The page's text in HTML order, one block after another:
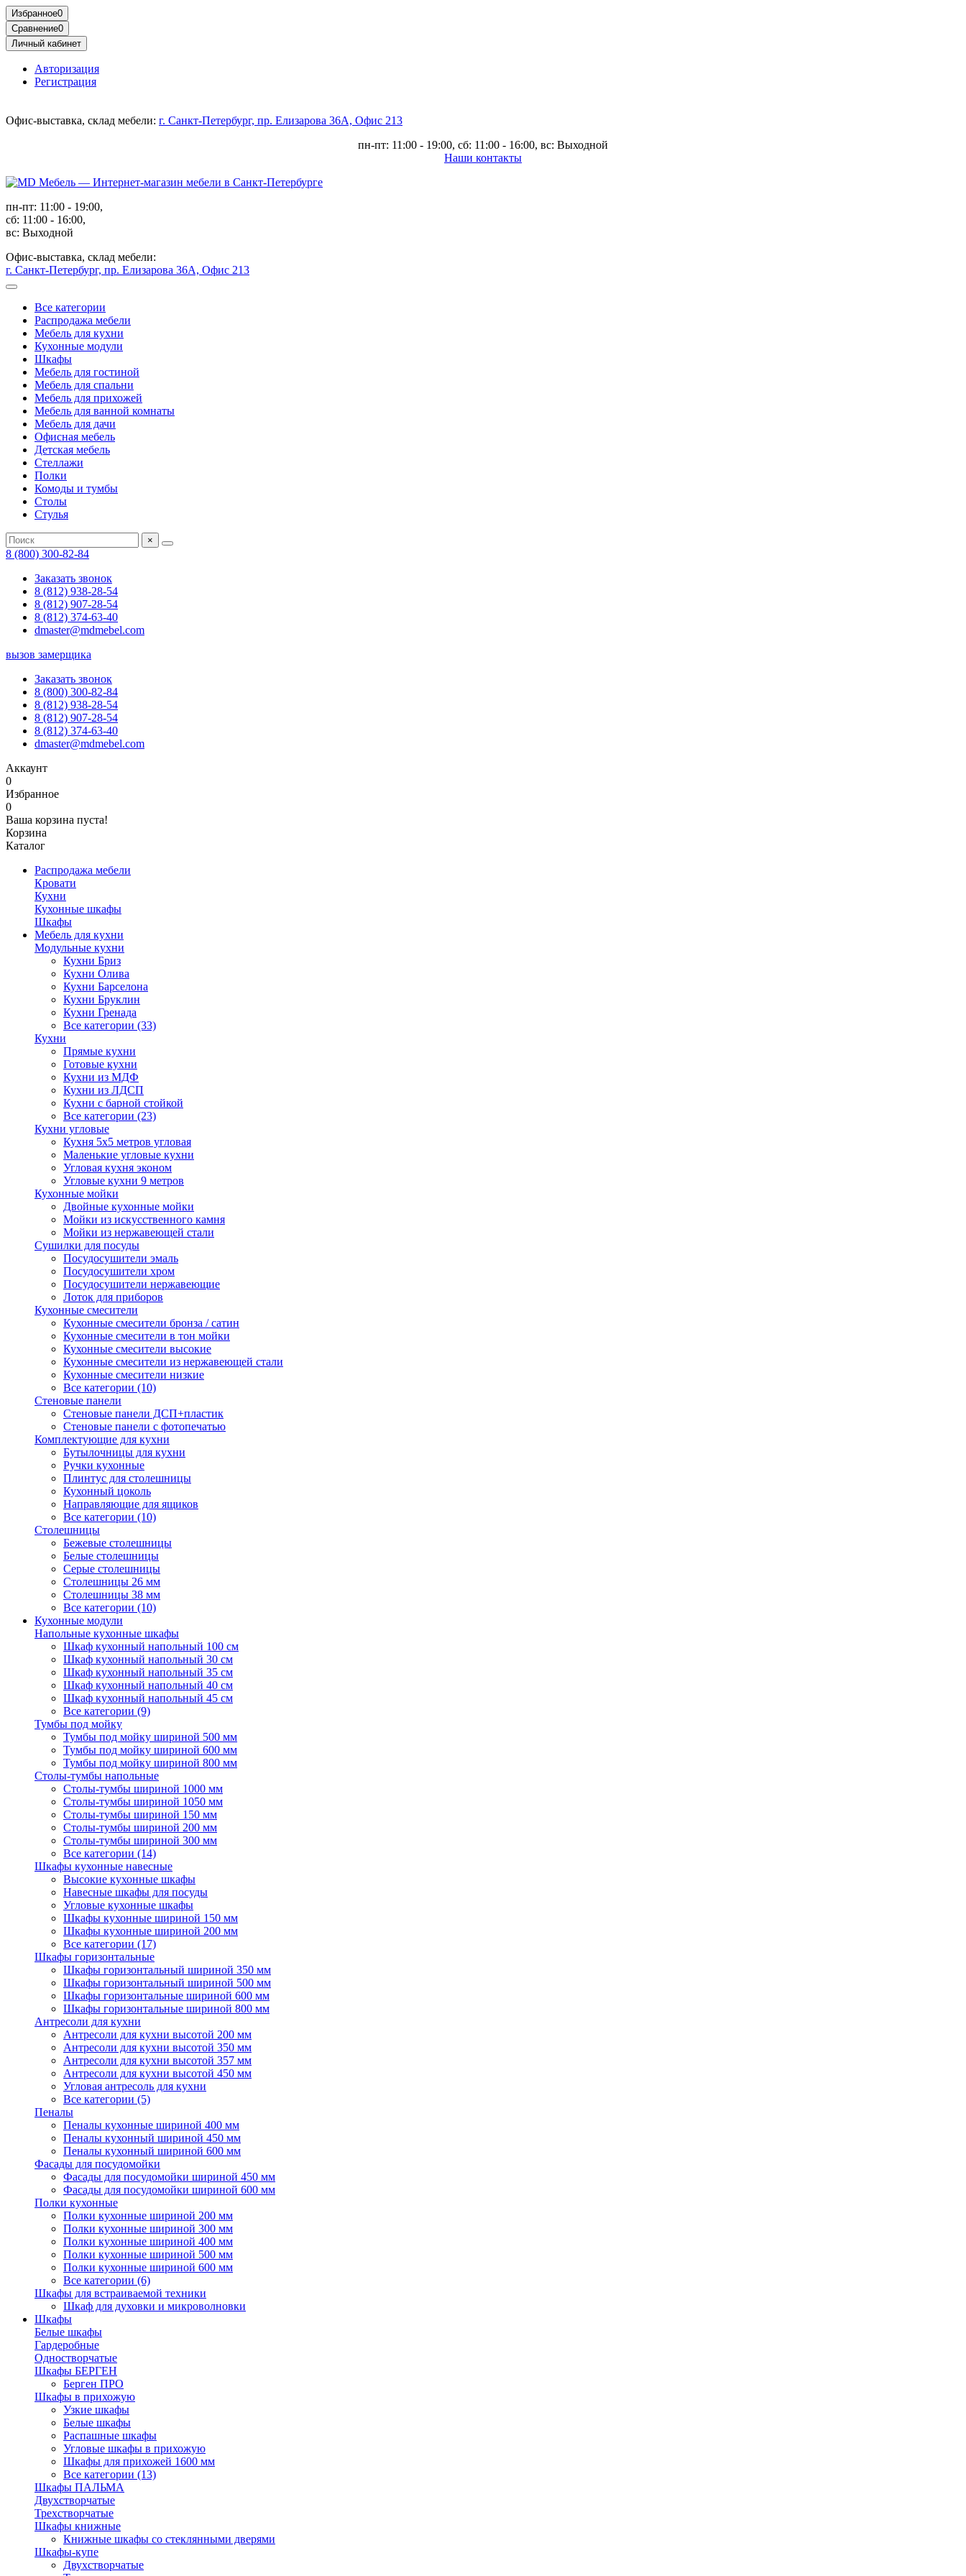
Избранное0
Сравнение0
Личный кабинет
Авторизация
Регистрация
Офис-выставка, склад мебели: г. Санкт-Петербург, пр. Елизарова 36А, Офис 213
пн-пт: 11:00 - 19:00, сб: 11:00 - 16:00, вс: Выходной
Наши контакты
пн-пт: 11:00 - 19:00,
сб: 11:00 - 16:00,
вс: Выходной
Офис-выставка, склад мебели:
г. Санкт-Петербург, пр. Елизарова 36А, Офис 213
Все категории
Распродажа мебели
Мебель для кухни
Кухонные модули
Шкафы
Мебель для гостиной
Мебель для спальни
Мебель для прихожей
Мебель для ванной комнаты
Мебель для дачи
Офисная мебель
Детская мебель
Стеллажи
Полки
Комоды и тумбы
Столы
Стулья
×
8 (800) 300-82-84
Заказать звонок
8 (812) 938-28-54
8 (812) 907-28-54
8 (812) 374-63-40
dmaster@mdmebel.com
вызов замерщика
Заказать звонок
8 (800) 300-82-84
8 (812) 938-28-54
8 (812) 907-28-54
8 (812) 374-63-40
dmaster@mdmebel.com
Аккаунт
0
Избранное
0
Ваша корзина пуста!
Корзина
Каталог
Распродажа мебели
Кровати
Кухни
Кухонные шкафы
Шкафы
Мебель для кухни
Модульные кухни
Кухни Бриз
Кухни Олива
Кухни Барселона
Кухни Бруклин
Кухни Гренада
Все категории (33)
Кухни
Прямые кухни
Готовые кухни
Кухни из МДФ
Кухни из ЛДСП
Кухни с барной стойкой
Все категории (23)
Кухни угловые
Кухня 5х5 метров угловая
Маленькие угловые кухни
Угловая кухня эконом
Угловые кухни 9 метров
Кухонные мойки
Двойные кухонные мойки
Мойки из искусственного камня
Мойки из нержавеющей стали
Сушилки для посуды
Посудосушители эмаль
Посудосушители хром
Посудосушители нержавеющие
Лоток для приборов
Кухонные смесители
Кухонные смесители бронза / сатин
Кухонные смесители в тон мойки
Кухонные смесители высокие
Кухонные смесители из нержавеющей стали
Кухонные смесители низкие
Все категории (10)
Стеновые панели
Стеновые панели ДСП+пластик
Стеновые панели с фотопечатью
Комплектующие для кухни
Бутылочницы для кухни
Ручки кухонные
Плинтус для столешницы
Кухонный цоколь
Направляющие для ящиков
Все категории (10)
Столешницы
Бежевые столешницы
Белые столешницы
Серые столешницы
Столешницы 26 мм
Столешницы 38 мм
Все категории (10)
Кухонные модули
Напольные кухонные шкафы
Шкаф кухонный напольный 100 см
Шкаф кухонный напольный 30 см
Шкаф кухонный напольный 35 см
Шкаф кухонный напольный 40 см
Шкаф кухонный напольный 45 см
Все категории (9)
Тумбы под мойку
Тумбы под мойку шириной 500 мм
Тумбы под мойку шириной 600 мм
Тумбы под мойку шириной 800 мм
Столы-тумбы напольные
Столы-тумбы шириной 1000 мм
Столы-тумбы шириной 1050 мм
Столы-тумбы шириной 150 мм
Столы-тумбы шириной 200 мм
Столы-тумбы шириной 300 мм
Все категории (14)
Шкафы кухонные навесные
Высокие кухонные шкафы
Навесные шкафы для посуды
Угловые кухонные шкафы
Шкафы кухонные шириной 150 мм
Шкафы кухонные шириной 200 мм
Все категории (17)
Шкафы горизонтальные
Шкафы горизонтальный шириной 350 мм
Шкафы горизонтальный шириной 500 мм
Шкафы горизонтальные шириной 600 мм
Шкафы горизонтальные шириной 800 мм
Антресоли для кухни
Антресоли для кухни высотой 200 мм
Антресоли для кухни высотой 350 мм
Антресоли для кухни высотой 357 мм
Антресоли для кухни высотой 450 мм
Угловая антресоль для кухни
Все категории (5)
Пеналы
Пеналы кухонные шириной 400 мм
Пеналы кухонный шириной 450 мм
Пеналы кухонный шириной 600 мм
Фасады для посудомойки
Фасады для посудомойки шириной 450 мм
Фасады для посудомойки шириной 600 мм
Полки кухонные
Полки кухонные шириной 200 мм
Полки кухонные шириной 300 мм
Полки кухонные шириной 400 мм
Полки кухонные шириной 500 мм
Полки кухонные шириной 600 мм
Все категории (6)
Шкафы для встраиваемой техники
Шкаф для духовки и микроволновки
Шкафы
Белые шкафы
Гардеробные
Одностворчатые
Шкафы БЕРГЕН
Берген ПРО
Шкафы в прихожую
Узкие шкафы
Белые шкафы
Распашные шкафы
Угловые шкафы в прихожую
Шкафы для прихожей 1600 мм
Все категории (13)
Шкафы ПАЛЬМА
Двухстворчатые
Трехстворчатые
Шкафы книжные
Книжные шкафы со стеклянными дверями
Шкафы-купе
Двухстворчатые